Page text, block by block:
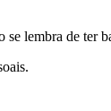
se lembra de ter